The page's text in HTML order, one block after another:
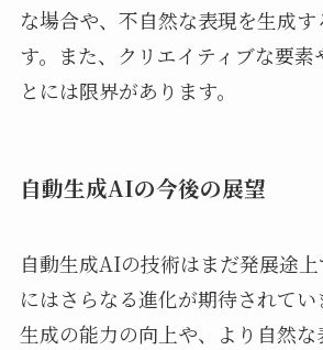
な場合や、不自然な表現を生成す
す。また、クリエイティブな要素
とには限界があります。
自動生成AIの今後の展望
自動生成AIの技術はまだ発展途
にはさらなる進化が期待されてい
生成の能力の向上や、より自然な